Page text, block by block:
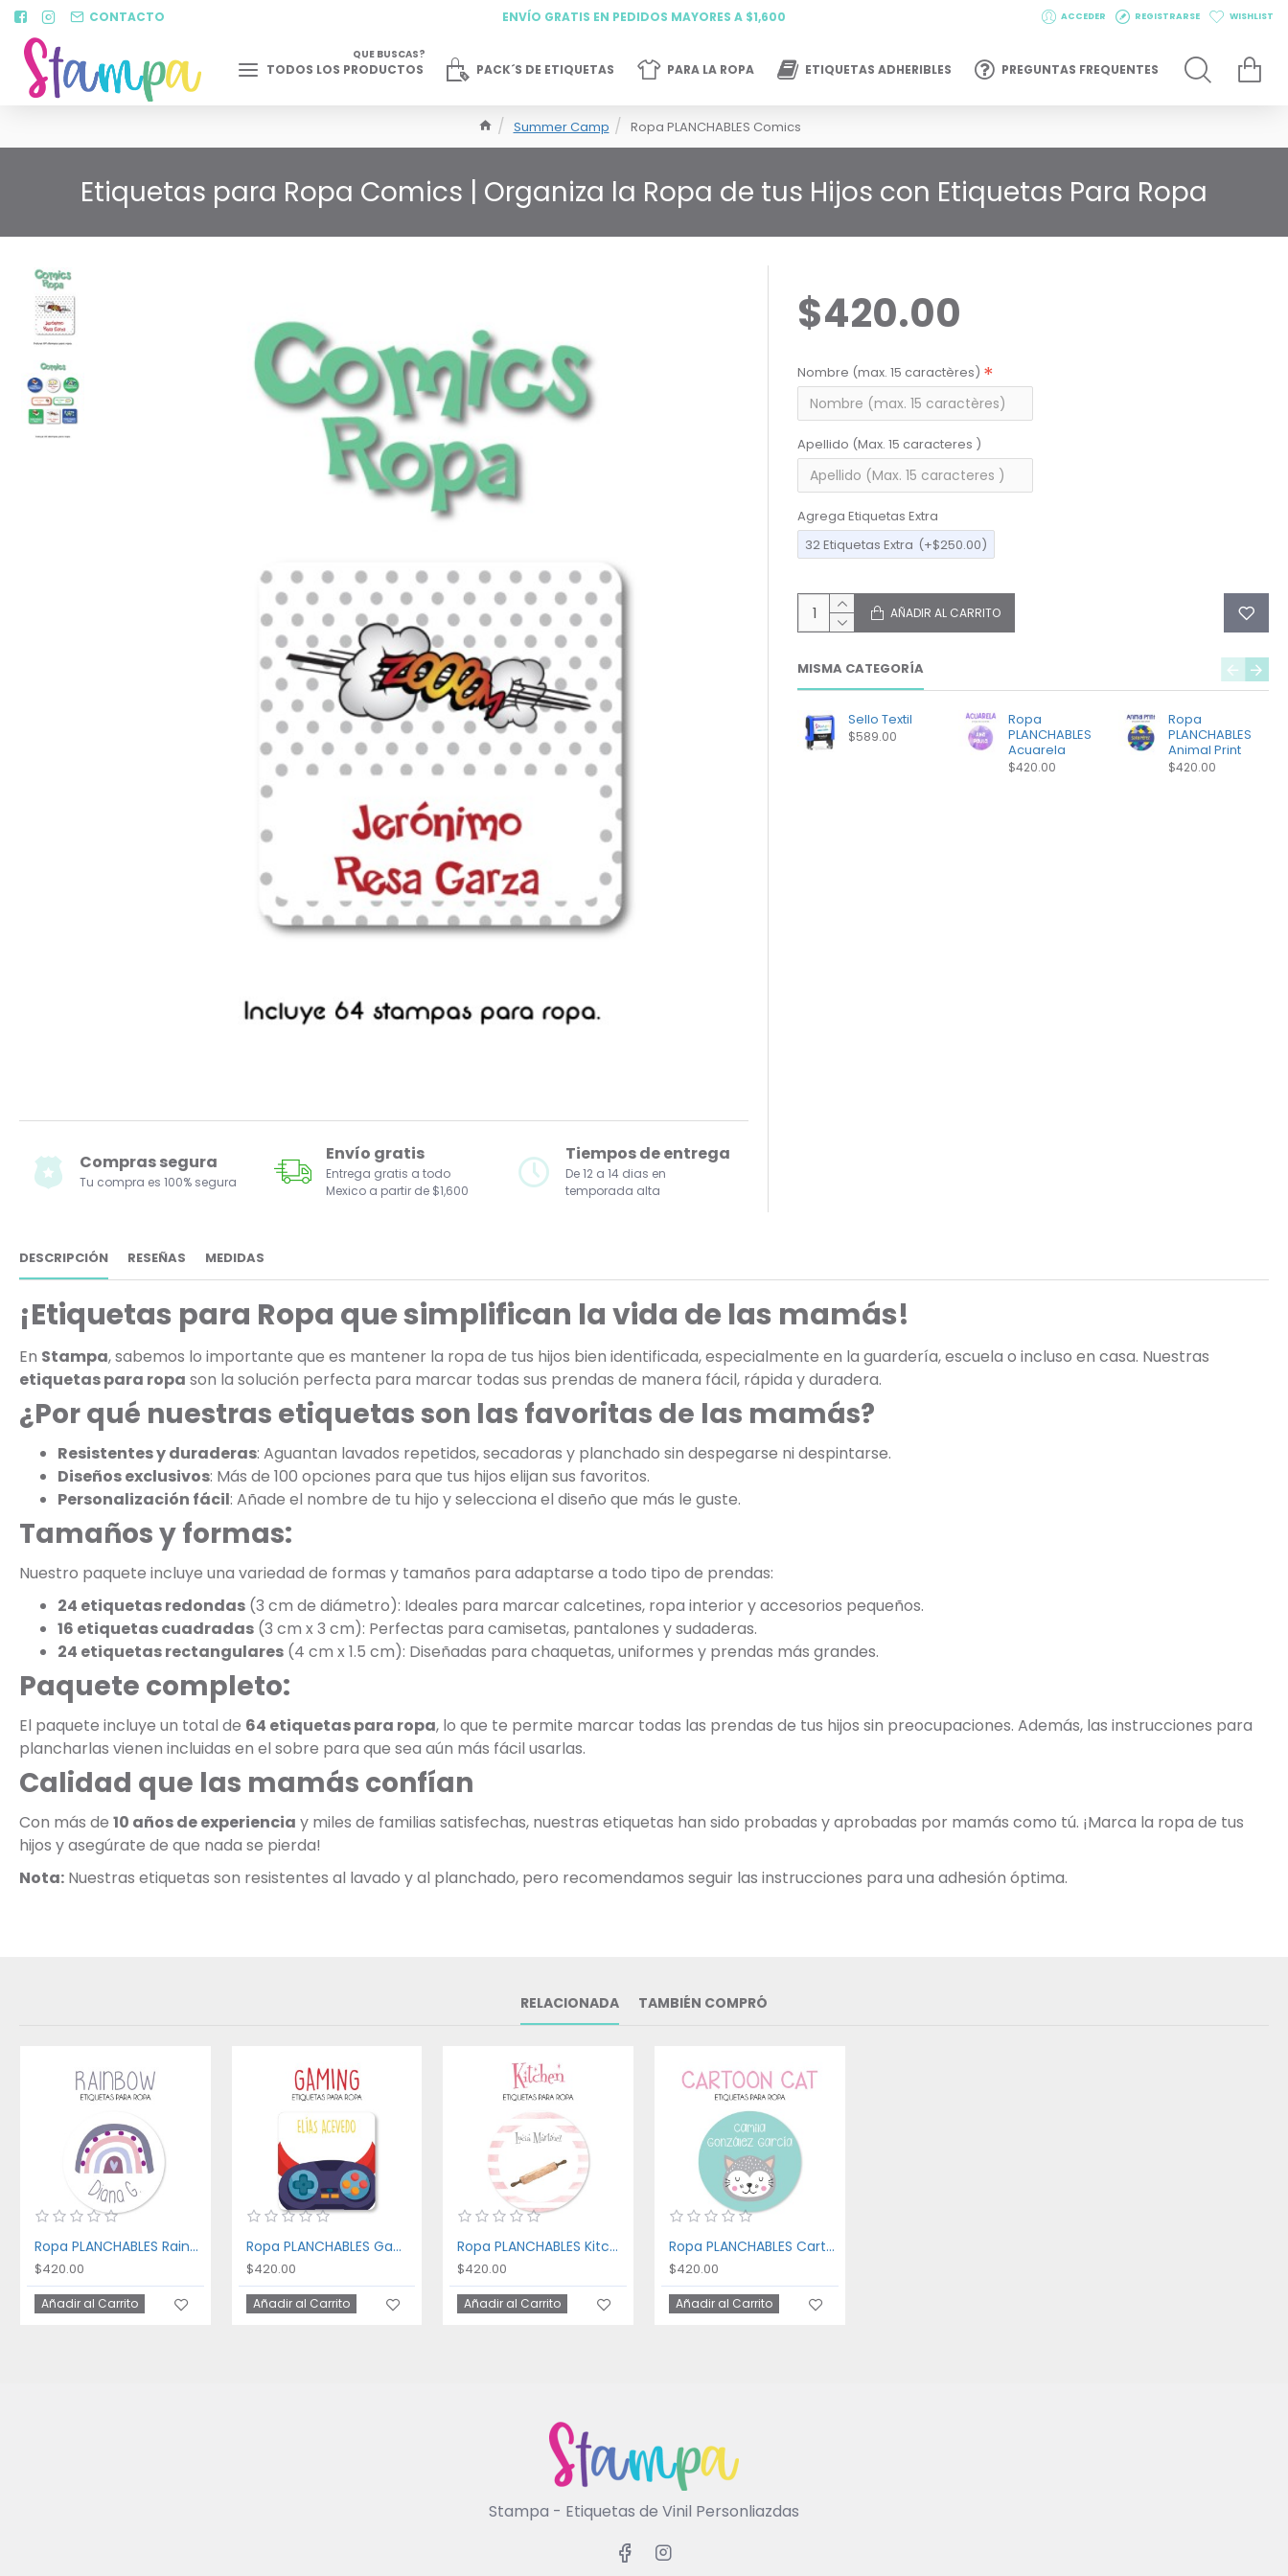
CONTACTO ENVÍO GRATIS EN PEDIDOS MAYORES A $1,600 ACCEDER REGISTRARSE WISHLIST
TODOS LOS PRODUCTOS
QUE BUSCAS?
PACK´S DE ETIQUETAS PARA LA ROPA ETIQUETAS ADHERIBLES PREGUNTAS FREQUENTES
Summer Camp Ropa PLANCHABLES Comics
Etiquetas para Ropa Comics | Organiza la Ropa de tus Hijos con Etiquetas Para Ropa
Compras segura
Tu compra es 100% segura
Envío gratis
Entrega gratis a todo
Mexico a partir de $1,600
Tiempos de entrega
De 12 a 14 dias en
temporada alta
$420.00
Nombre (max. 15 caractères)
Apellido (Max. 15 caracteres )
Agrega Etiquetas Extra
32 Etiquetas Extra (+$250.00)
AÑADIR AL CARRITO
MISMA CATEGORÍA
Sello Textil
$589.00
Ropa
PLANCHABLES
Acuarela
$420.00
Ropa
PLANCHABLES
Animal Print
$420.00
DESCRIPCIÓN RESEÑAS MEDIDAS
¡Etiquetas para Ropa que simplifican la vida de las mamás!
En Stampa, sabemos lo importante que es mantener la ropa de tus hijos bien identificada, especialmente en la guardería, escuela o incluso en casa. Nuestras
etiquetas para ropa son la solución perfecta para marcar todas sus prendas de manera fácil, rápida y duradera.
¿Por qué nuestras etiquetas son las favoritas de las mamás?
Resistentes y duraderas: Aguantan lavados repetidos, secadoras y planchado sin despegarse ni despintarse.
Diseños exclusivos: Más de 100 opciones para que tus hijos elijan sus favoritos.
Personalización fácil: Añade el nombre de tu hijo y selecciona el diseño que más le guste.
Tamaños y formas:
Nuestro paquete incluye una variedad de formas y tamaños para adaptarse a todo tipo de prendas:
24 etiquetas redondas (3 cm de diámetro): Ideales para marcar calcetines, ropa interior y accesorios pequeños.
16 etiquetas cuadradas (3 cm x 3 cm): Perfectas para camisetas, pantalones y sudaderas.
24 etiquetas rectangulares (4 cm x 1.5 cm): Diseñadas para chaquetas, uniformes y prendas más grandes.
Paquete completo:
El paquete incluye un total de 64 etiquetas para ropa, lo que te permite marcar todas las prendas de tus hijos sin preocupaciones. Además, las instrucciones para
plancharlas vienen incluidas en el sobre para que sea aún más fácil usarlas.
Calidad que las mamás confían
Con más de 10 años de experiencia y miles de familias satisfechas, nuestras etiquetas han sido probadas y aprobadas por mamás como tú. ¡Marca la ropa de tus
hijos y asegúrate de que nada se pierda!
Nota: Nuestras etiquetas son resistentes al lavado y al planchado, pero recomendamos seguir las instrucciones para una adhesión óptima.
RELACIONADA TAMBIÉN COMPRÓ
Ropa PLANCHABLES Rainbow
$420.00
Añadir al Carrito
Ropa PLANCHABLES Gaming
$420.00
Añadir al Carrito
Ropa PLANCHABLES Kitchen
$420.00
Añadir al Carrito
Ropa PLANCHABLES Cartoon Cat
$420.00
Añadir al Carrito
Stampa - Etiquetas de Vinil Personliazdas